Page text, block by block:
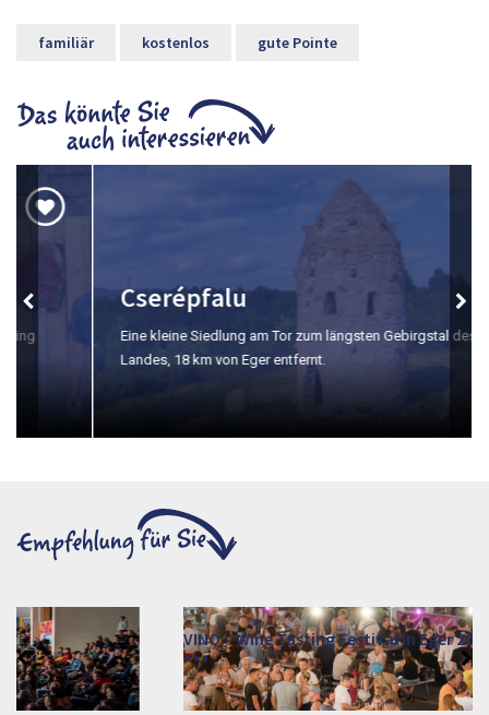
familiär kostenlos gute Pointe
Cserépfalu
Eine kleine Siedlung am Tor zum längsten Gebirgstal des
Landes, 18 km von Eger entfernt.
VINO – Wine Tasting Festival in Eger 2026
2026. August 12 - 17.
Eger 3300, Dobó István tér